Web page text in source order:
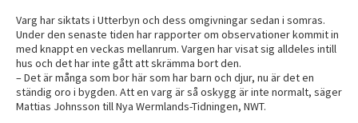
Varg har siktats i Utterbyn och dess omgivningar sedan i somras.
Under den senaste tiden har rapporter om observationer kommit in
med knappt en veckas mellanrum. Vargen har visat sig alldeles intill
hus och det har inte gått att skrämma bort den.
– Det är många som bor här som har barn och djur, nu är det en
ständig oro i bygden. Att en varg är så oskygg är inte normalt, säger
Mattias Johnsson till Nya Wermlands-Tidningen, NWT.